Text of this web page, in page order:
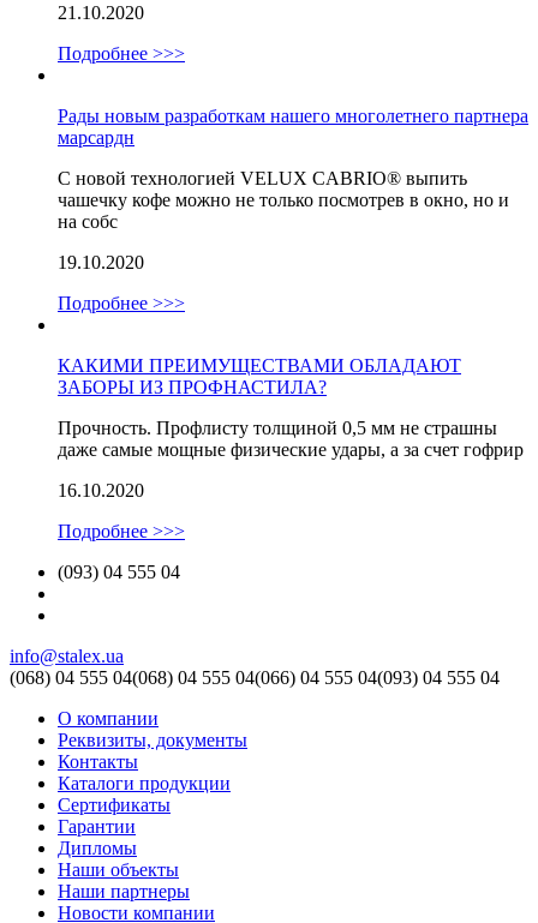
21.10.2020
Подробнее >>>
Рады новым разработкам нашего многолетнего партнера
марсардн
С новой технологией VELUX CABRIO® выпить
чашечку кофе можно не только посмотрев в окно, но и
на собс
19.10.2020
Подробнее >>>
КАКИМИ ПРЕИМУЩЕСТВАМИ ОБЛАДАЮТ
ЗАБОРЫ ИЗ ПРОФНАСТИЛА?
Прочность. Профлисту толщиной 0,5 мм не страшны
даже самые мощные физические удары, а за счет гофрир
16.10.2020
Подробнее >>>
(093) 04 555 04
info@stalex.ua
(068) 04 555 04(068) 04 555 04(066) 04 555 04(093) 04 555 04
О компании
Реквизиты, документы
Контакты
Каталоги продукции
Сертификаты
Гарантии
Дипломы
Наши объекты
Наши партнеры
Новости компании